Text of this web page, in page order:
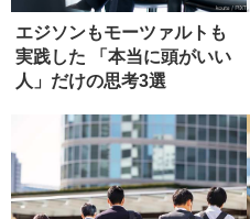
エジソンもモーツァルトも
実践した 「本当に頭がいい
人」だけの思考3選